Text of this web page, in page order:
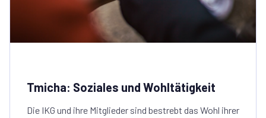
Tmicha: Soziales und Wohltätigkeit
Die IKG und ihre Mitglieder sind bestrebt das Wohl ihrer